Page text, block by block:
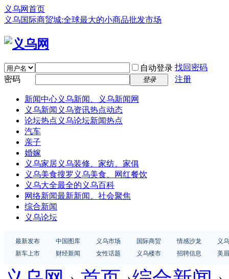
义乌网首页
义乌国际商贸城:全球最大的小商品批发市场
自动登录 找回密码
密码
登录 注册
新闻中心义乌新闻、义乌新闻网
义乌新闻 义乌资讯热点动态
论坛热点 义乌论坛新闻热点
汽车
亲子
婚嫁
义乌家居义乌装修、家纺、家俱
义乌美食搜罗义乌美食、网红餐饮
义乌大全最全的义乌百科
网络新闻最新新闻、社会聚焦
综合新闻
义乌论坛
最新发布 中国图库 义乌市场 国际商贸 情感沙龙
义
新车上市
财经新闻 女性话题 义乌楼市 招聘信息 美